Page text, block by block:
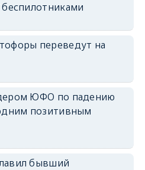
беспилотниками
переведут на
ЮФО по падению
позитивным
бывший